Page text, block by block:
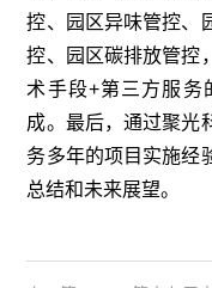
控、园区异味管控、
控、园区碳排放管控
术手段+第三方服务
成。最后，通过聚光
务多年的项目实施经
总结和未来展望。